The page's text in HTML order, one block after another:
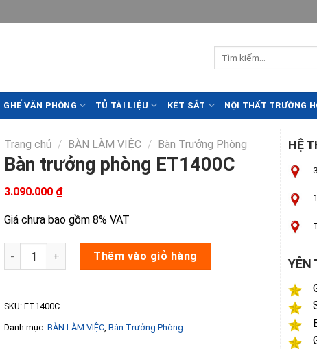
GHẾ VĂN PHÒNG TỦ TÀI LIỆU KÉT SẮT NỘI THẤT TRƯỜNG
Trang chủ / BÀN LÀM VIỆC / Bàn Trưởng Phòng
Bàn trưởng phòng ET1400C
3.090.000 ₫
Giá chưa bao gồm 8% VAT
Bàn trưởng phòng ET1400C số lượng
Thêm vào giỏ hàng
SKU:ET1400C
Danh mục:BÀN LÀM VIỆC ,Bàn Trưởng Phòng
HỆ
YÊN